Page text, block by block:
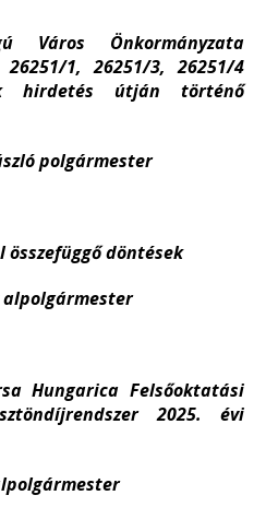
Város Önkormányzata
1, 26251/3, 26251/4
hirdetés útján történő
polgármester
döntések
Hungarica Felsőoktatási
2025. évi